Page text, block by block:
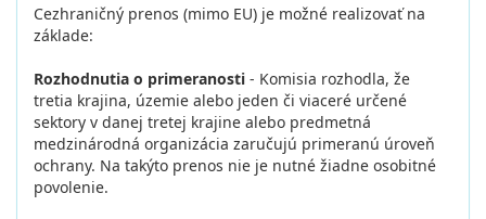
Cezhraničný prenos (mimo EU) je možné realizovať na
základe:
Rozhodnutia o primeranosti - Komisia rozhodla, že
tretia krajina, územie alebo jeden či viaceré určené
sektory v danej tretej krajine alebo predmetná
medzinárodná organizácia zaručujú primeranú úroveň
ochrany. Na takýto prenos nie je nutné žiadne osobitné
povolenie.